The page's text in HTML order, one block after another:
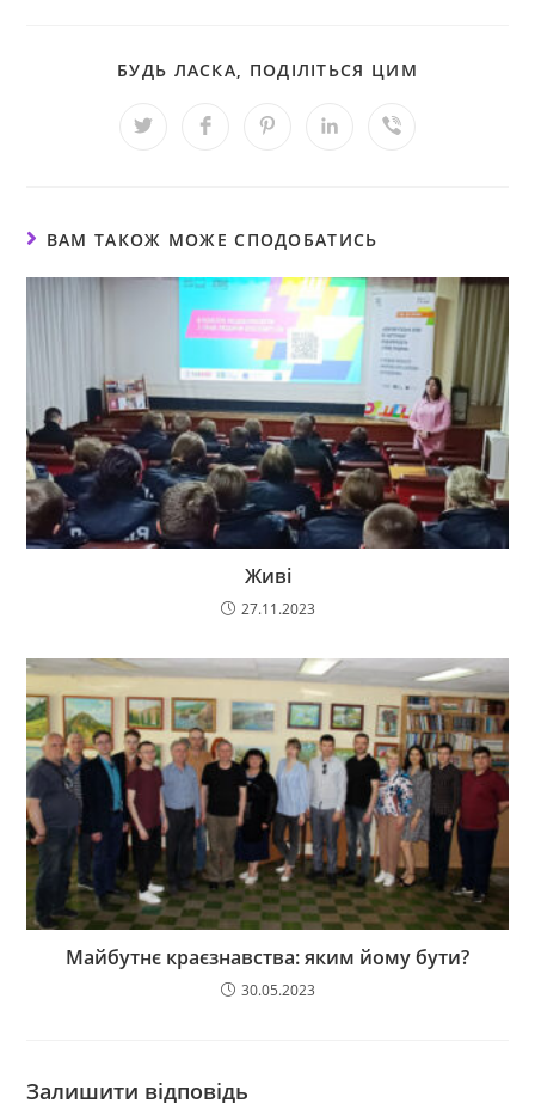
БУДЬ ЛАСКА, ПОДІЛІТЬСЯ ЦИМ
ВАМ ТАКОЖ МОЖЕ СПОДОБАТИСЬ
Живі
27.11.2023
Майбутнє краєзнавства: яким йому бути?
30.05.2023
Залишити відповідь